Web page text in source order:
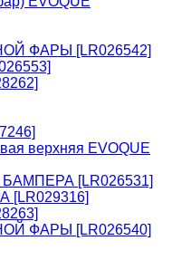
ФАРЫ [LR026542]
верхняя EVOQUE
[LR026531]
ФАРЫ [LR026540]